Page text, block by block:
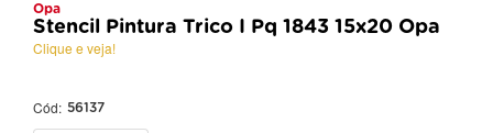
Opa
Stencil Pintura Trico I Pq 1843 15x20 Opa
Clique e veja!
Cód: 56137